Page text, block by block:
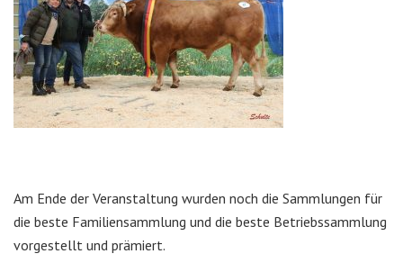
Am Ende der Veranstaltung wurden noch die Sammlungen für
die beste Familiensammlung und die beste Betriebssammlung
vorgestellt und prämiert.